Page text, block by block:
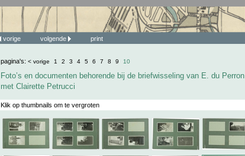
vorige volgende print
pagina's: < vorige 1 2 3 4 5 6 7 8 9 10
Foto’s en documenten behorende bij de briefwisseling van E. du Perron
met Clairette Petrucci
Klik op thumbnails om te vergroten